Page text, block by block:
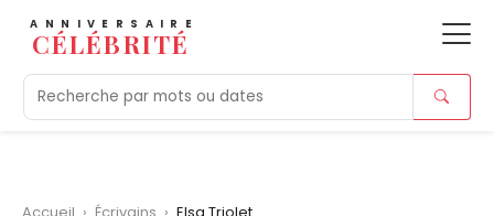
ANNIVERSAIRE
CÉLÉBRITÉ
Aujourd'hui Tendances Morts
Accueil › Écrivains › Elsa Triolet